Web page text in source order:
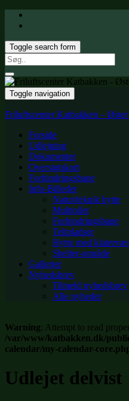
Toggle search form
Search
for:
Toggle navigation
Friluftscenter Katbakken –
Forside
Udlejning
Dokumenter
Oversigtskort
Forhindringsbane
Info-Billeder
Natur/teknik hytte
Multtoilet
Forhindringsbane
Teltpladser
Hytte med
Shelter-område
Gallerier
Nyhedsbrev
Tilmeld nyhedsbrev
Alle nyheder
Warning: Attempt to read
/var/www/katbakken.dk/
calendar/my-calendar-
Udlejet delvist